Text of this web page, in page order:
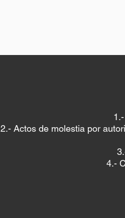
2.- Actos de molestia por
4.-